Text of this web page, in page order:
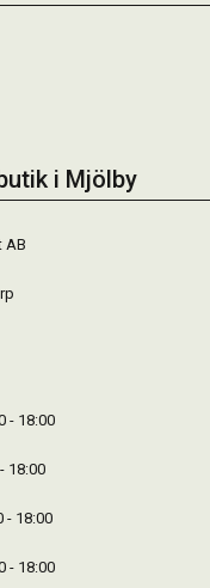
i Mjölby
AB
- 18:00
18:00
- 18:00
- 18:00